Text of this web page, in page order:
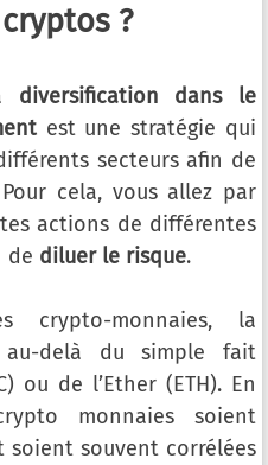
?
diversification dans le
est une stratégie qui
secteurs afin de
cela, vous allez par
actions de différentes
de diluer le risque.
crypto-monnaies, la
delà du simple fait
ou de l’Ether (ETH). En
monnaies soient
soient souvent corrélées